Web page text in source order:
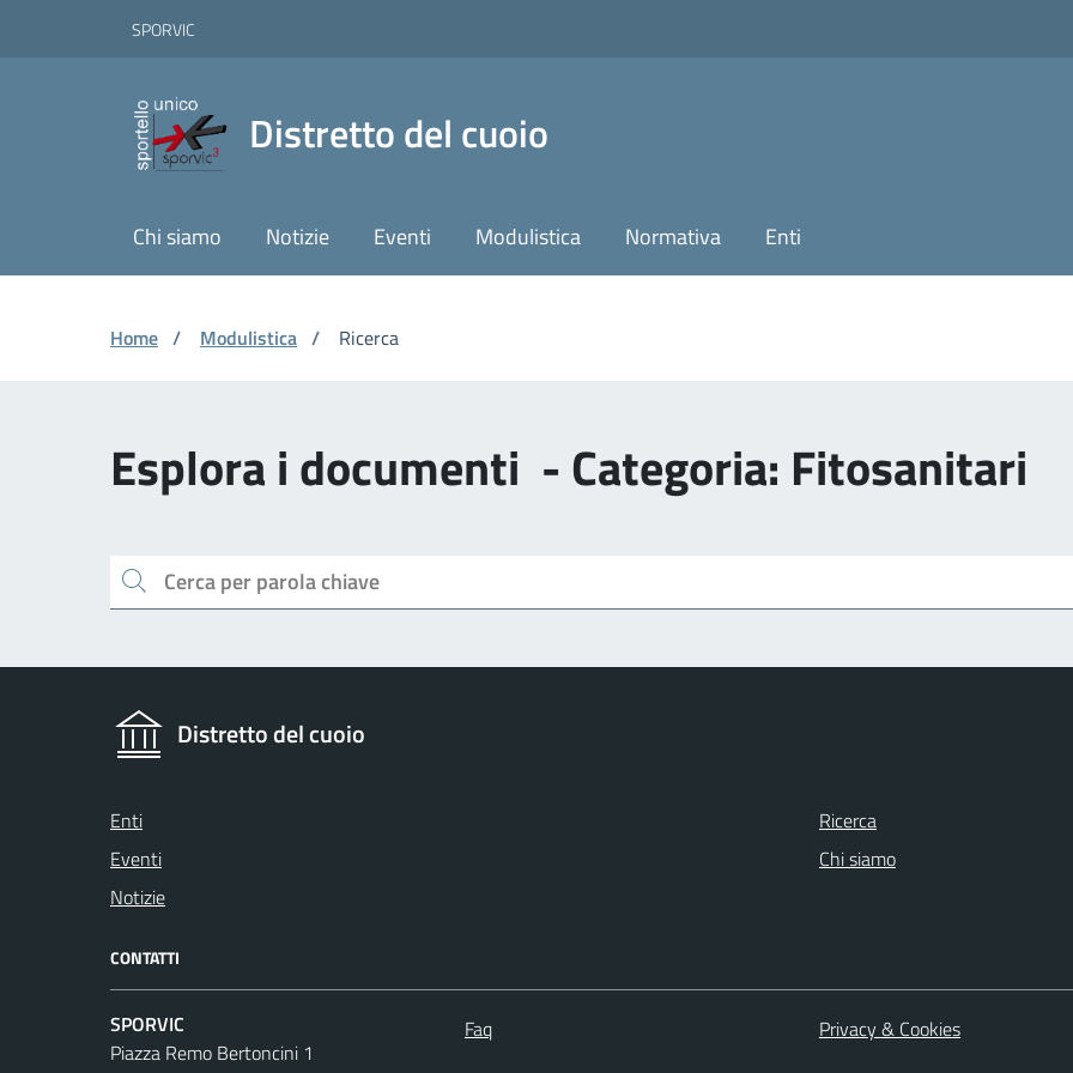
Skip to Main Content
SPORVIC
Distretto del cuoio
Chi siamo Notizie Eventi Modulistica Normativa Enti
Home / Modulistica / Ricerca
Esplora i documenti - Categoria: Fitosanitari
Cerca
Distretto del cuoio
Enti
Eventi
Notizie
Ricerca
Chi siamo
CONTATTI
SPORVIC
Piazza Remo Bertoncini 1
Faq Privacy & Cookies